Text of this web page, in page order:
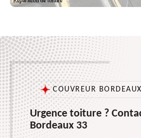
COUVREUR
Urgence toiture ?
Bordeaux 33